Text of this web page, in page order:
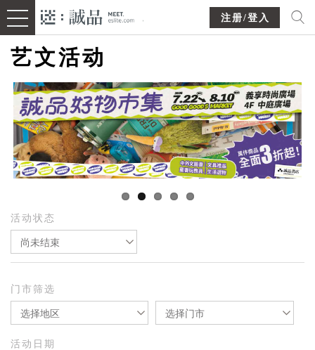
注册/登入
艺文活动
活动状态
尚未结束
门市筛选
选择地区 选择门市
活动日期